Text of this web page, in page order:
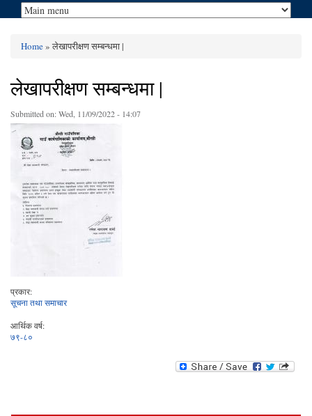
Home» लेखापरीक्षण सम्बन्धमा |
लेखापरीक्षण सम्बन्धमा |
Submitted on:Wed, 11/09/2022 - 14:07
प्रकार:
सूचना तथा समाचार
आर्थिक वर्ष:
७९-८०